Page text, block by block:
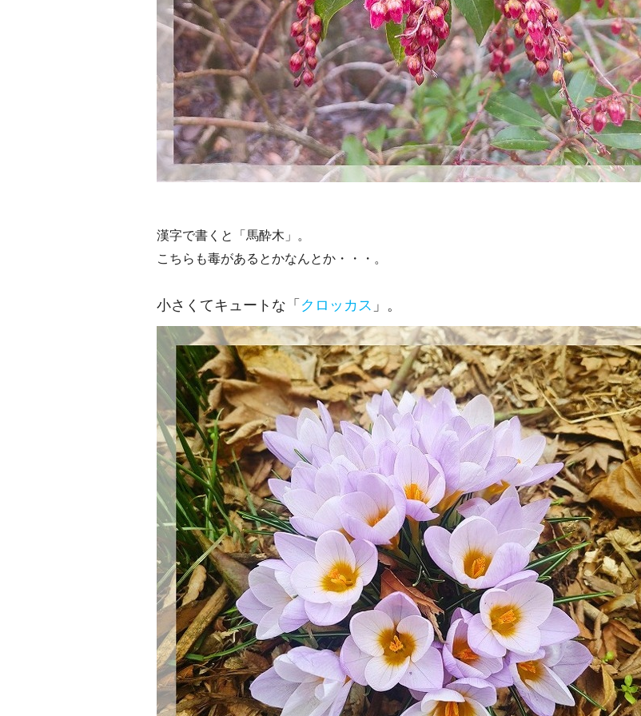
漢字で書くと「馬酔木」。
こちらも毒があるとかなんとか・・・。
小さくてキュートな「 クロッカス 」。